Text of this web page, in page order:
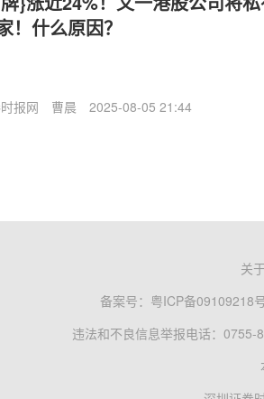
！什么原因？
报网 曹晨 2025-08-05 21:44
关
备案号： 粤ICP备09109218
违法和不良信息举报电话：0755-